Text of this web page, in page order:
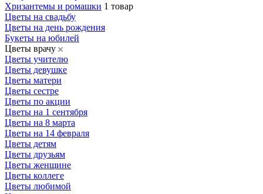
Хризантемы и ромашки 1 товар
Цветы на свадьбу
Цветы на день рождения
Букеты на юбилей
Цветы врачу
Цветы учителю
Цветы девушке
Цветы матери
Цветы сестре
Цветы по акции
Цветы на 1 сентября
Цветы на 8 марта
Цветы на 14 февраля
Цветы детям
Цветы друзьям
Цветы женщине
Цветы коллеге
Цветы любимой